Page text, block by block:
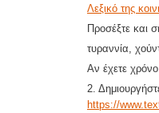
Λεξικό της
Προσέξτε και
τυραννία,
Αν έχετε χρόνο
2.
https://